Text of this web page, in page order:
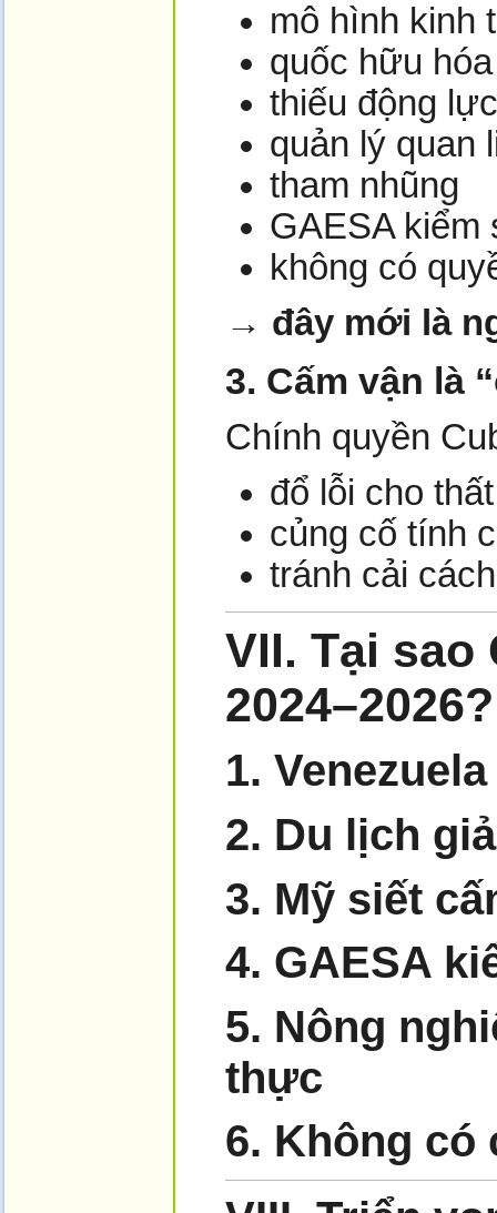
mô hình kinh
quốc hữu
thiếu động
quản lý quan
tham nhũng
GAESA kiểm
không có
→ đây mới là
3. Cấm vận là
Chính quyền
đổ lỗi cho
củng cố tính
tránh cải
VII. Tại sao
2024–2026?
1.
2. Du lịch
3. Mỹ siết
4. GAESA
5. Nông
thực
6. Không có